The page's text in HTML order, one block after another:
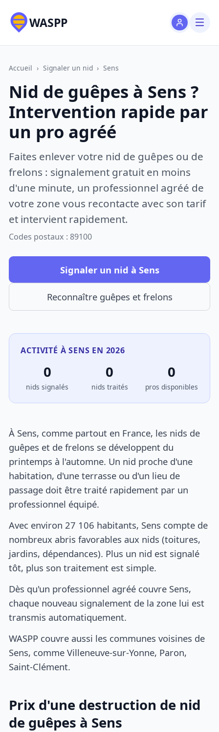
WASPP
Accueil › Signaler un nid › Sens
Nid de guêpes à Sens ?
Intervention rapide par
un pro agréé
Faites enlever votre nid de guêpes ou de
frelons : signalement gratuit en moins
d'une minute, un professionnel agréé de
votre zone vous recontacte avec son tarif
et intervient rapidement.
Codes postaux : 89100
Signaler un nid à Sens
Reconnaître guêpes et frelons
ACTIVITÉ À SENS EN 2026
0
nids signalés
0
nids traités
0
pros disponibles
À Sens, comme partout en France, les nids de
guêpes et de frelons se développent du
printemps à l'automne. Un nid proche d'une
habitation, d'une terrasse ou d'un lieu de
passage doit être traité rapidement par un
professionnel équipé.
Avec environ 27 106 habitants, Sens compte de
nombreux abris favorables aux nids (toitures,
jardins, dépendances). Plus un nid est signalé
tôt, plus son traitement est simple.
Dès qu'un professionnel agréé couvre Sens,
chaque nouveau signalement de la zone lui est
transmis automatiquement.
WASPP couvre aussi les communes voisines de
Sens, comme Villeneuve-sur-Yonne, Paron,
Saint-Clément.
Prix d'une destruction de nid
de guêpes à Sens